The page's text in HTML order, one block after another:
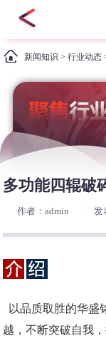
新闻知识 >行业动态
多功能四辊破
作者：admin 发
以品质取胜的华盛
越，不断突破自我